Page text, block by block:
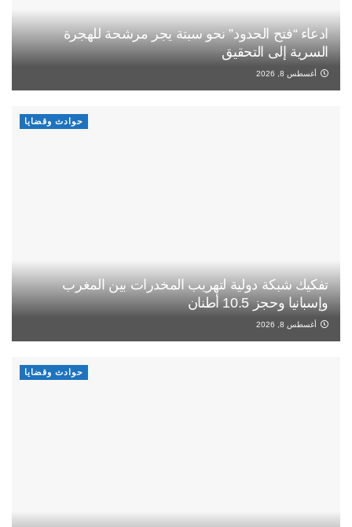
ادعاء “فتح الحدود” نحو سبتة يجر مرشحة للهجرة
السرية إلى التحقيق
أغسطس 8, 2026
حوادث وقضايا
تفكيك شبكة دولية لتهريب المخدرات بين المغرب
وإسبانيا وحجز 10.5 أطنان
أغسطس 8, 2026
حوادث وقضايا